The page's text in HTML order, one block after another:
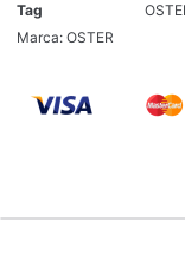
Tag
Marca: OSTER